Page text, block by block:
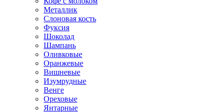
Металлик
Слоновая кость
Фуксия
Шоколад
Шампань
Оливковые
Оранжевые
Вишневые
Изумрудные
Венге
Ореховые
Янтарные